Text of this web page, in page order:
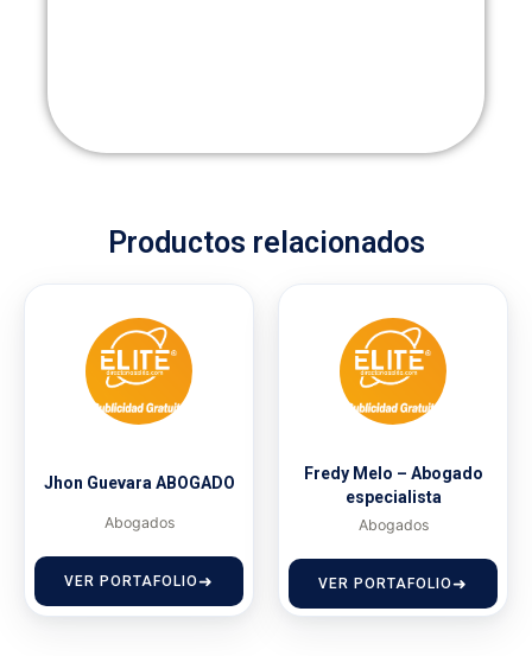
Productos relacionados
Jhon Guevara ABOGADO
Abogados
VER PORTAFOLIO
Fredy Melo – Abogado
especialista
Abogados
VER PORTAFOLIO